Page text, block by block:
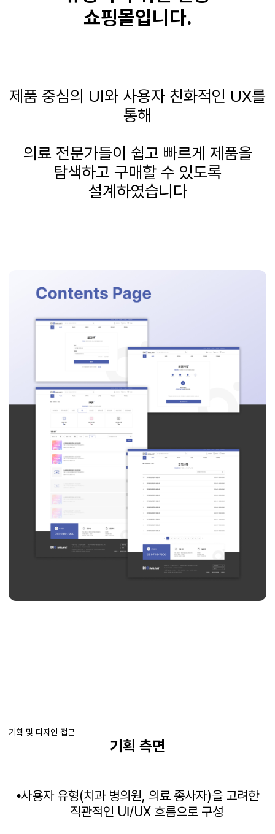
쇼핑몰입니다.
제품 중심의 UI와 사용자 친화적인 UX를
통해
의료 전문가들이 쉽고 빠르게 제품을
탐색하고 구매할 수 있도록
설계하였습니다
기획 및 디자인 접근
기획 측면
•사용자 유형(치과 병의원, 의료 종사자)을 고려한
직관적인 UI/UX 흐름으로 구성